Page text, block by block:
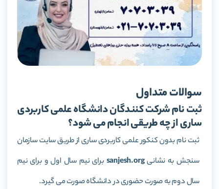
سوالات متداول
ثبت نام شرکت کنندگان دانشگاه علمی کاربردی
ساری از چه طریقی انجام می شود؟
ثبت نام بدون کنکور علمی کاربردی ساری از طریق سایت سازمان
سنجش به نشانیsanjesh.org برای نیم سال اول و برای نیم
سال دوم به صورت حضوری در دانشگاه صورت می گیرد.